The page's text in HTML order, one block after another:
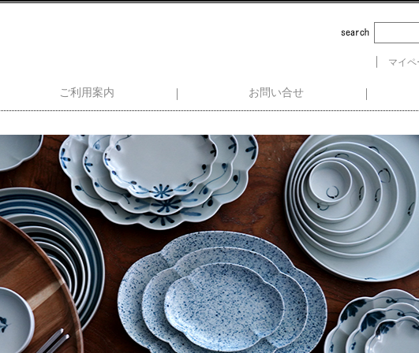
マイペ
ご利用案内 お問い合せ